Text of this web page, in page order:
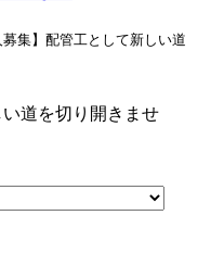
集】配管工として新しい道
い道を切り開きませ